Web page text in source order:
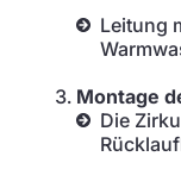
Leitung
Montage
Die